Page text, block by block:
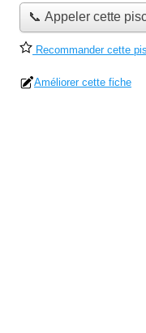
📞 Appeler cette
Recommander cette
Améliorer cette fiche